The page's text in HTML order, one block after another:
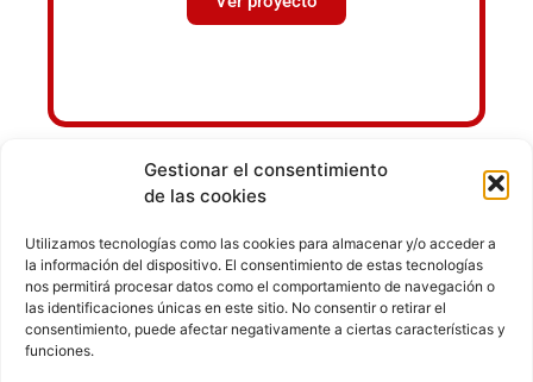
Gestionar el consentimiento
de las cookies
Utilizamos tecnologías como las cookies para almacenar y/o acceder a
la información del dispositivo. El consentimiento de estas tecnologías
nos permitirá procesar datos como el comportamiento de navegación o
las identificaciones únicas en este sitio. No consentir o retirar el
consentimiento, puede afectar negativamente a ciertas características y
funciones.